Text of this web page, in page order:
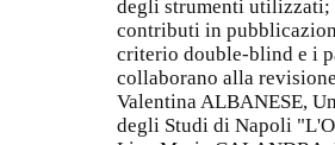
degli strumenti utilizzati;
contributi in
criterio double-blind e i
collaborano alla
Valentina ALBANESE,
degli Studi di Napoli